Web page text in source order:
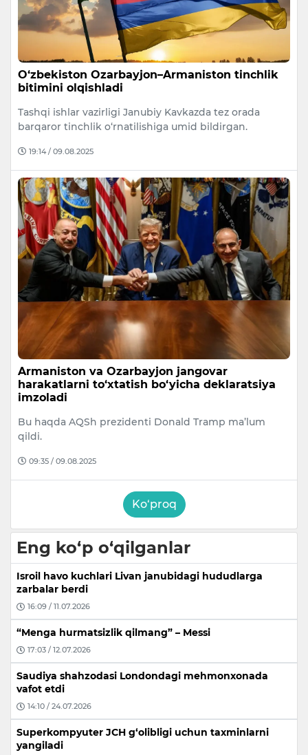
O‘zbekiston Ozarbayjon–Armaniston tinchlik
bitimini olqishladi
Tashqi ishlar vazirligi Janubiy Kavkazda tez orada
barqaror tinchlik o‘rnatilishiga umid bildirgan.
19:14 / 09.08.2025
Armaniston va Ozarbayjon jangovar
harakatlarni to‘xtatish bo‘yicha deklaratsiya
imzoladi
Bu haqda AQSh prezidenti Donald Tramp ma’lum
qildi.
09:35 / 09.08.2025
Ko‘proq
Eng ko‘p o‘qilganlar
Isroil havo kuchlari Livan janubidagi hududlarga
zarbalar berdi
16:09 / 11.07.2026
“Menga hurmatsizlik qilmang” – Messi
17:03 / 12.07.2026
Saudiya shahzodasi Londondagi mehmonxonada
vafot etdi
14:10 / 24.07.2026
Superkompyuter JCH g‘olibligi uchun taxminlarni
yangiladi